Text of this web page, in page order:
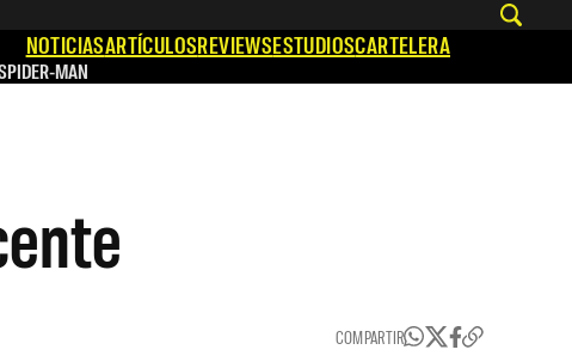
NOTICIASARTÍCULOSREVIEWSESTUDIOSCARTELERA
MAN
COMPARTIR